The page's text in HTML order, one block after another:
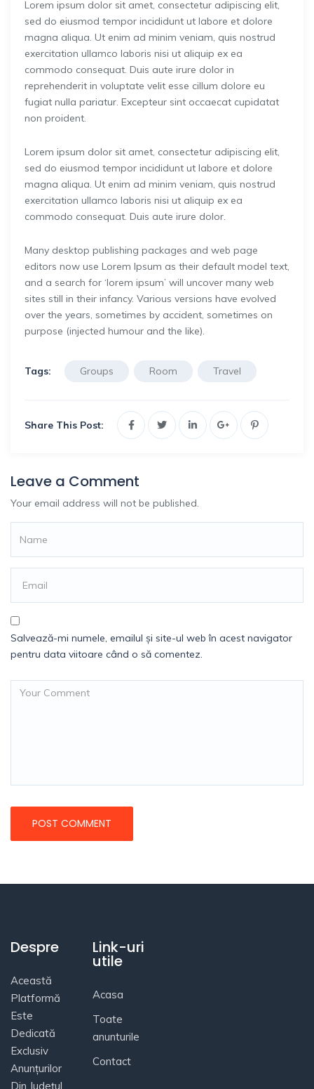
Lorem ipsum dolor sit amet, consectetur adipiscing elit,
sed do eiusmod tempor incididunt ut labore et dolore
magna aliqua. Ut enim ad minim veniam, quis nostrud
exercitation ullamco laboris nisi ut aliquip ex ea
commodo consequat. Duis aute irure dolor in
reprehenderit in voluptate velit esse cillum dolore eu
fugiat nulla pariatur. Excepteur sint occaecat cupidatat
non proident.
Lorem ipsum dolor sit amet, consectetur adipiscing elit,
sed do eiusmod tempor incididunt ut labore et dolore
magna aliqua. Ut enim ad minim veniam, quis nostrud
exercitation ullamco laboris nisi ut aliquip ex ea
commodo consequat. Duis aute irure dolor.
Many desktop publishing packages and web page
editors now use Lorem Ipsum as their default model text,
and a search for ‘lorem ipsum’ will uncover many web
sites still in their infancy. Various versions have evolved
over the years, sometimes by accident, sometimes on
purpose (injected humour and the like).
Tags: Groups Room Travel
Share This Post:
Leave a Comment
Your email address will not be published.
Salvează-mi numele, emailul și site-ul web în acest navigator
pentru data viitoare când o să comentez.
Despre
Această
Platformă
Este
Dedicată
Exclusiv
Anunțurilor
Din Județul
Link-uri
utile
Acasa
Toate
anunturile
Contact